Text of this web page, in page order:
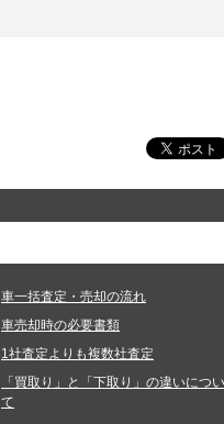
車一括査定・売却の流れ
車売却時の必要書類
1社査定よりも複数社査定
「買取り」と「下取り」の違いについ
て